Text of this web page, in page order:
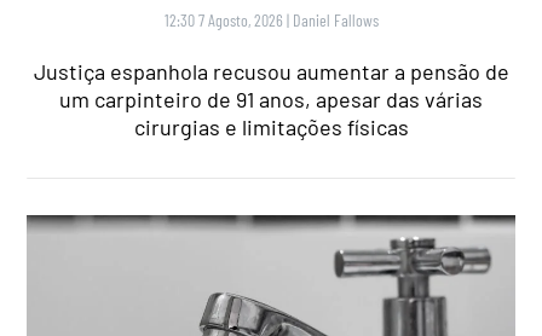
12:30 7 Agosto, 2026 | Daniel Fallows
Justiça espanhola recusou aumentar a pensão de
um carpinteiro de 91 anos, apesar das várias
cirurgias e limitações físicas